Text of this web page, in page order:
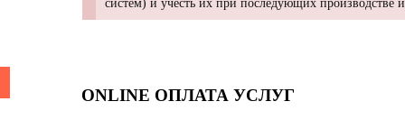
систем) и учесть их при последующих производстве
ONLINE ОПЛАТА УСЛУГ